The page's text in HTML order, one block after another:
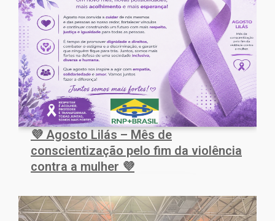
💜 Agosto Lilás – Mês de
conscientização pelo fim da violência
contra a mulher 💜